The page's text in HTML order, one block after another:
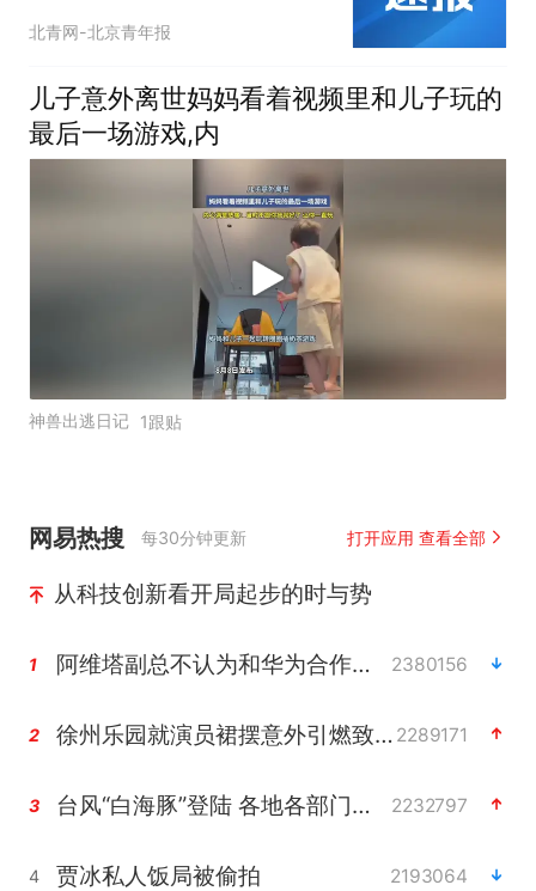
号
北青网-北京青年报
儿子意外离世妈妈看着视频里和儿子玩的
最后一场游戏,内
神兽出逃日记 1跟贴
网易热搜 每30分钟更新 打开应用 查看全部
从科技创新看开局起步的时与势
1 阿维塔副总不认为和华为合作是必要项 2380156
2 徐州乐园就演员裙摆意外引燃致歉 2289171
3 台风“白海豚”登陆 各地各部门全力应对 2232797
4 贾冰私人饭局被偷拍 2193064